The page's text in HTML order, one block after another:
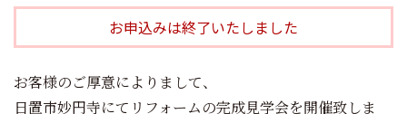
お申込みは終了いたしました
お客様のご厚意によりまして、
日置市妙円寺にてリフォームの完成見学会を開催致しま